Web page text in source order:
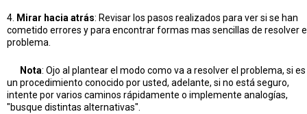
4. Mirar hacia atrás: Revisar los pasos realizados para ver si se han
cometido errores y para encontrar formas mas sencillas de resolver
problema.
Nota: Ojo al plantear el modo como va a resolver el problema, si es
un procedimiento conocido por usted, adelante, si no está seguro,
intente por varios caminos rápidamente o implemente analogías,
"busque distintas alternativas".